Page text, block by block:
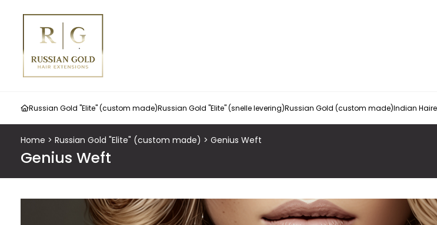
Russian Gold "Elite" (custom made)Russian Gold "Elite" (snelle levering)Russian Gold (custom made)Indian
Home > Russian Gold "Elite" (custom made) > Genius Weft
Genius Weft